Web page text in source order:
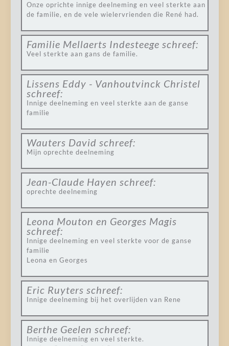
Onze oprichte innige deelneming en veel sterkte aan
de familie, en de vele wielervrienden die René had.
Familie Mellaerts Indesteege schreef:
Veel sterkte aan gans de familie.
Lissens Eddy - Vanhoutvinck Christel
schreef:
Innige deelneming en veel sterkte aan de ganse
familie
Wauters David schreef:
Mijn oprechte deelneming
Jean-Claude Hayen schreef:
oprechte deelneming
Leona Mouton en Georges Magis
schreef:
Innige deelneming en veel sterkte voor de ganse
familie
Leona en Georges
Eric Ruyters schreef:
Innige deelneming bij het overlijden van Rene
Berthe Geelen schreef:
Innige deelneming en veel sterkte.